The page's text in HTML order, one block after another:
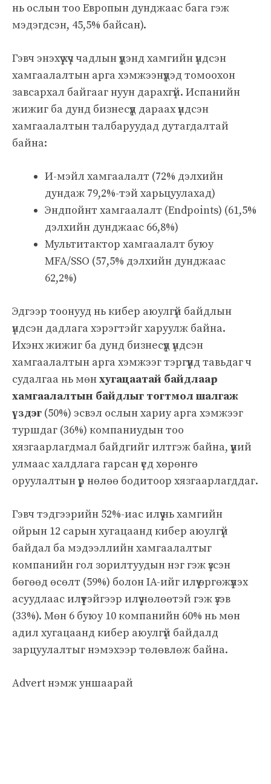
нь ослын тоо Европын дунджаас бага гэж
мэдэгдсэн, 45,5% байсан).
Гэвч энэхүү хүч чадлын үүдэнд хамгийн үндсэн
хамгаалалтын арга хэмжээнүүдэд томоохон
завсархал байгааг нуун дарахгүй. Испанийн
жижиг ба дунд бизнесүүд дараах үндсэн
хамгаалалтын талбаруудад дутагдалтай
байна:
И-мэйл хамгаалалт (72% дэлхийн
дундаж 79,2%-тэй харьцуулахад)
Эндпойнт хамгаалалт (Endpoints) (61,5%
дэлхийн дунджаас 66,8%)
Мультитактор хамгаалалт буюу
MFA/SSO (57,5% дэлхийн дунджаас
62,2%)
Эдгээр тоонууд нь кибер аюулгүй байдлын
үндсэн дадлага хэрэгтэйг харуулж байна.
Ихэнх жижиг ба дунд бизнесүүд үндсэн
хамгаалалтын арга хэмжээг тэргүүнд тавьдаг ч
судалгаа нь мөнхугацаатай байдлаар
хамгаалалтын байдлыг тогтмол шалгаж
үздэг (50%) эсвэл ослын хариу арга хэмжээг
туршдаг (36%) компаниудын тоо
хязгаарлагдмал байдгийг илтгэж байна, үүний
улмаас халдлага гарсан үед хөрөнгө
оруулалтын үр нөлөө бодитоор хязгаарлагддаг.
Гэвч тэдгээрийн 52%-иас илүү нь хамгийн
ойрын 12 сарын хугацаанд кибер аюулгүй
байдал ба мэдээллийн хамгаалалтыг
компанийн гол зорилтуудын нэг гэж үзсэн
бөгөөд өсөлт (59%) болон IA-ийг илүү өргөжүүлэх
асуудлаас илүүтэйгээр илүү нөлөөтэй гэж үзэв
(33%). Мөн 6 буюу 10 компанийн 60% нь мөн
адил хугацаанд кибер аюулгүй байдалд
зарцуулалтыг нэмэхээр төлөвлөж байна.
Advert нэмж уншаарай